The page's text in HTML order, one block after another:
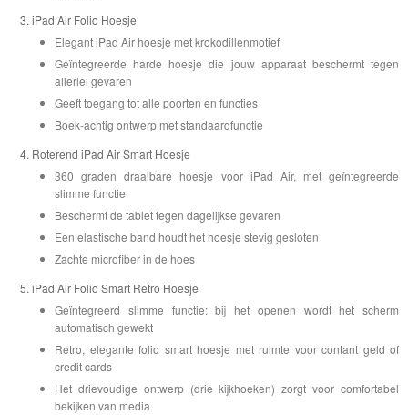
iPad Air Folio Hoesje
Elegant iPad Air hoesje met krokodillenmotief
Geïntegreerde harde hoesje die jouw apparaat beschermt tegen
allerlei gevaren
Geeft toegang tot alle poorten en functies
Boek-achtig ontwerp met standaardfunctie
Roterend iPad Air Smart Hoesje
360 graden draaibare hoesje voor iPad Air, met geïntegreerde
slimme functie
Beschermt de tablet tegen dagelijkse gevaren
Een elastische band houdt het hoesje stevig gesloten
Zachte microfiber in de hoes
iPad Air Folio Smart Retro Hoesje
Geïntegreerd slimme functie: bij het openen wordt het scherm
automatisch gewekt
Retro, elegante folio smart hoesje met ruimte voor contant geld of
credit cards
Het drievoudige ontwerp (drie kijkhoeken) zorgt voor comfortabel
bekijken van media